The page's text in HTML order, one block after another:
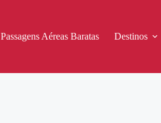
Passagens Aéreas Baratas Destinos